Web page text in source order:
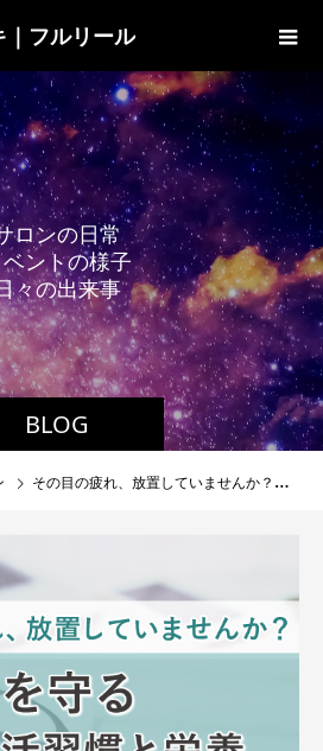
フルリール
BLOG
ロンの日常
ベン トの様子
々の出来事
その目の疲れ、放置していませんか？目を守る生活習慣と栄養